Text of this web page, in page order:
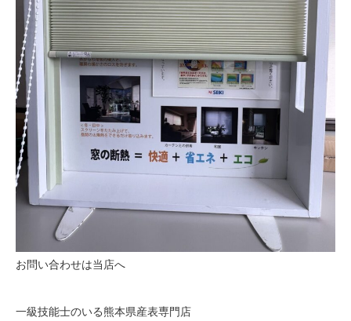
お問い合わせは当店へ
一級技能士のいる熊本県産表専門店